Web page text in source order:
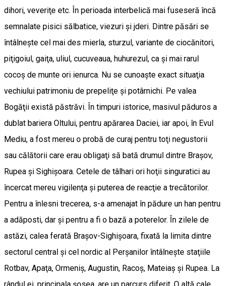
dihori, veveriţe etc. În perioada interbelică mai fuseseră încă
semnalate pisici sălbatice, viezuri şi jderi. Dintre păsări se
întâlneşte cel mai des mierla, sturzul, variante de ciocănitori,
piţigoiul, gaiţa, uliul, cucuveaua, huhurezul, ca şi mai rarul
cocoş de munte ori ienurca. Nu se cunoaşte exact situaţia
vechiului patrimoniu de prepeliţe şi potârnichi. Pe valea
Bogăţii există păstrăvi. În timpuri istorice, masivul păduros a
dublat bariera Oltului, pentru apărarea Daciei, iar apoi, în Evul
Mediu, a fost mereu o probă de curaj pentru toţi negustorii
sau călătorii care erau obligaţi să bată drumul dintre Braşov,
Rupea şi Sighişoara. Cetele de tâlhari ori hoţii singuratici au
încercat mereu vigilenţa şi puterea de reacţie a trecătorilor.
Pentru a înlesni trecerea, s-a amenajat în pădure un han pentru
a adăposti, dar şi pentru a fi o bază a poterelor. În zilele de
astăzi, calea ferată Braşov-Sighişoara, fixată la limita dintre
sectorul central şi cel nordic al Perşanilor întâlneşte staţiile
Rotbav, Apaţa, Ormeniş, Augustin, Racoş, Mateiaş şi Rupea. La